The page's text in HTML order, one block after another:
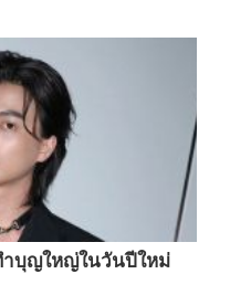
บุญใหญ่ในวันปีใหม่